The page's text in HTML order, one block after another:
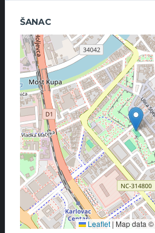
ŠANAC
Leaflet | Map data ©